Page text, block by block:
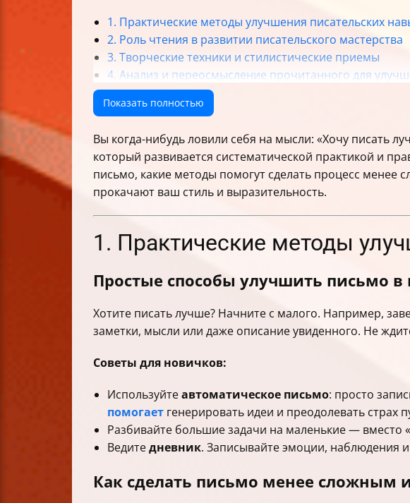
1. Практические методы улучшения писательских
2. Роль чтения в развитии писательского мастерства
3. Творческие техники и стилистические приемы
4. Анализ и переосмысление прочитанного для
5. Организация и поддержка процесса развития
Итог: как улучшить свои писательские навыки?
Показать полностью
Вы когда-нибудь ловили себя на мысли: «Хочу писать
который развивается систематической практикой и
письмо, какие методы помогут сделать процесс менее
прокачают ваш стиль и выразительность.
1. Практические методы
Простые способы улучшить письмо в
Хотите писать лучше? Начните с малого. Например,
заметки, мысли или даже описание увиденного. Не
Советы для новичков:
Используйтеавтоматическое письмо: просто
помогает генерировать идеи и преодолевать страх
Разбивайте большие задачи на маленькие — вместо
Ведитедневник. Записывайте эмоции, наблюдения
Как сделать письмо менее сложным